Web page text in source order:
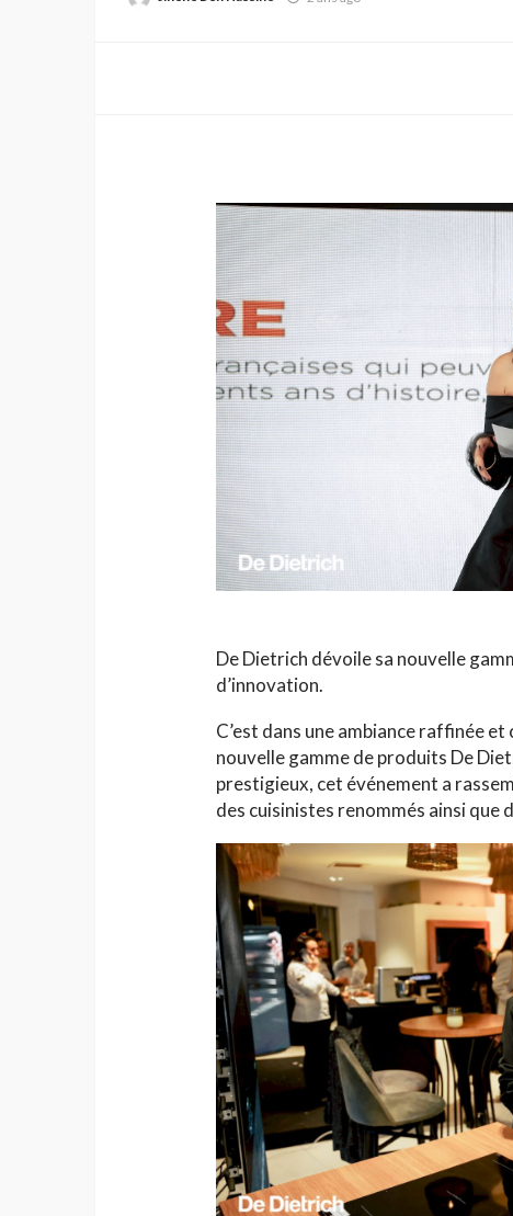
De Dietrich dévoile sa nouvelle
d’innovation.
C’est dans une ambiance raffinée
nouvelle gamme de produits De
prestigieux, cet événement a
des cuisinistes renommés ainsi que
HAUTE COUTURE
Chanel Croisière 2025/
parenthèse enchantée